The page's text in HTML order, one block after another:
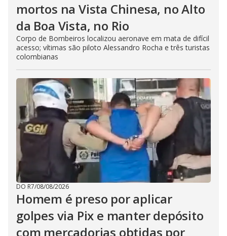
mortos na Vista Chinesa, no Alto
da Boa Vista, no Rio
Corpo de Bombeiros localizou aeronave em mata de difícil
acesso; vítimas são piloto Alessandro Rocha e três turistas
colombianas
DO R7/08/08/2026
Homem é preso por aplicar
golpes via Pix e manter depósito
com mercadorias obtidas por